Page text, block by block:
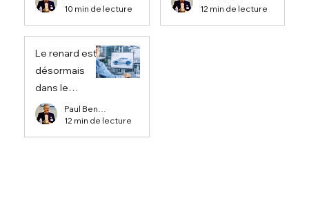
régissent
l’industrie
10 min de lecture
savons
comment il se
12 min de lecture
Le renard est
désormais
dans le
poulailler :
comment
Detroit et
12 min de lecture